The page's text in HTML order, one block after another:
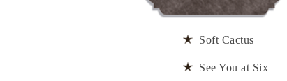
Soft Cactus
See You at Six